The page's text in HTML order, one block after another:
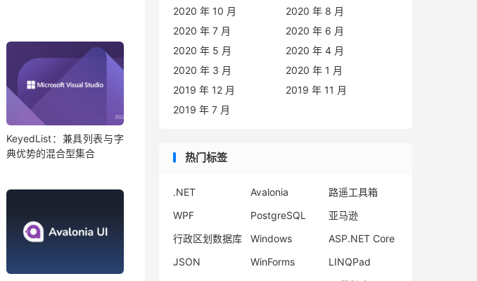
KeyedList：兼具列表与字
典优势的混合型集合
2020 年 10 月
2020 年 8 月
2020 年 7 月
2020 年 6 月
2020 年 5 月
2020 年 4 月
2020 年 3 月
2020 年 1 月
2019 年 12 月
2019 年 11 月
2019 年 7 月
热门标签
.NET Avalonia
路遥工具箱
WPF
PostgreSQL
亚马逊
行政区划数据库
Windows
ASP.NET Core
JSON
WinForms
LINQPad